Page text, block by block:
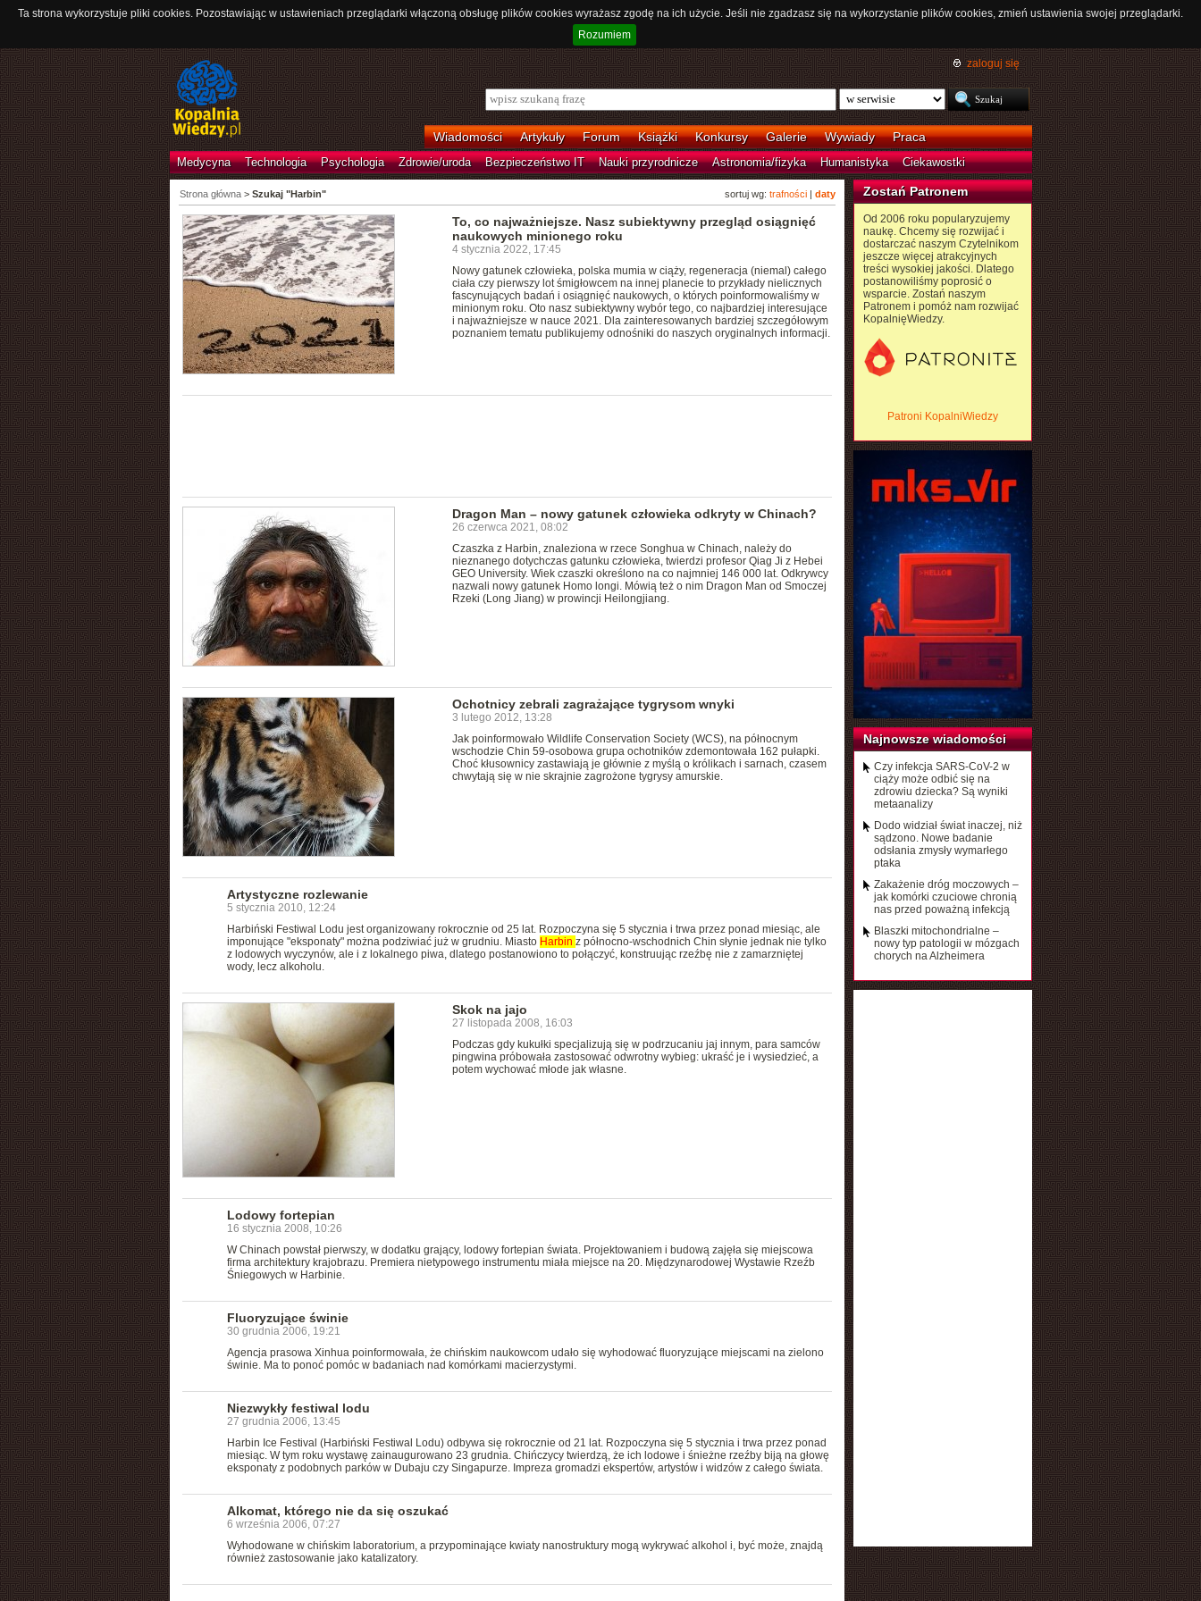
Ta strona wykorzystuje pliki cookies. Pozostawiając w ustawieniach przeglądarki włączoną obsługę plików cookies wyrażasz zgodę na ich użycie. Jeśli nie zgadzasz się na wykorzystanie plików cookies, zmień ustawienia swojej przeglądarki.
Rozumiem
zaloguj się
Wiadomości Artykuły Forum Książki Konkursy Galerie Wywiady Praca
Medycyna Technologia Psychologia Zdrowie/uroda Bezpieczeństwo IT Nauki przyrodnicze Astronomia/fizyka Humanistyka Ciekawostki
sortuj wg: trafności| daty
Strona główna> Szukaj "Harbin"
To, co najważniejsze. Nasz subiektywny przegląd osiągnięć
naukowych minionego roku
4 stycznia 2022, 17:45
Nowy gatunek człowieka, polska mumia w ciąży, regeneracja (niemal) całego
ciała czy pierwszy lot śmigłowcem na innej planecie to przykłady nielicznych
fascynujących badań i osiągnięć naukowych, o których poinformowaliśmy w
minionym roku. Oto nasz subiektywny wybór tego, co najbardziej interesujące
i najważniejsze w nauce 2021. Dla zainteresowanych bardziej szczegółowym
poznaniem tematu publikujemy odnośniki do naszych oryginalnych informacji.
Dragon Man – nowy gatunek człowieka odkryty w Chinach?
26 czerwca 2021, 08:02
Czaszka z Harbin, znaleziona w rzece Songhua w Chinach, należy do
nieznanego dotychczas gatunku człowieka, twierdzi profesor Qiag Ji z Hebei
GEO University. Wiek czaszki określono na co najmniej 146 000 lat. Odkrywcy
nazwali nowy gatunek Homo longi. Mówią też o nim Dragon Man od Smoczej
Rzeki (Long Jiang) w prowincji Heilongjiang.
Ochotnicy zebrali zagrażające tygrysom wnyki
3 lutego 2012, 13:28
Jak poinformowało Wildlife Conservation Society (WCS), na północnym
wschodzie Chin 59-osobowa grupa ochotników zdemontowała 162 pułapki.
Choć kłusownicy zastawiają je głównie z myślą o królikach i sarnach, czasem
chwytają się w nie skrajnie zagrożone tygrysy amurskie.
Artystyczne rozlewanie
5 stycznia 2010, 12:24
Harbiński Festiwal Lodu jest organizowany rokrocznie od 25 lat. Rozpoczyna się 5 stycznia i trwa przez ponad miesiąc, ale
imponujące "eksponaty" można podziwiać już w grudniu. Miasto Harbin z północno-wschodnich Chin słynie jednak nie tylko
z lodowych wyczynów, ale i z lokalnego piwa, dlatego postanowiono to połączyć, konstruując rzeźbę nie z zamarzniętej
wody, lecz alkoholu.
Skok na jajo
27 listopada 2008, 16:03
Podczas gdy kukułki specjalizują się w podrzucaniu jaj innym, para samców
pingwina próbowała zastosować odwrotny wybieg: ukraść je i wysiedzieć, a
potem wychować młode jak własne.
Lodowy fortepian
16 stycznia 2008, 10:26
W Chinach powstał pierwszy, w dodatku grający, lodowy fortepian świata. Projektowaniem i budową zajęła się miejscowa
firma architektury krajobrazu. Premiera nietypowego instrumentu miała miejsce na 20. Międzynarodowej Wystawie Rzeźb
Śniegowych w Harbinie.
Fluoryzujące świnie
30 grudnia 2006, 19:21
Agencja prasowa Xinhua poinformowała, że chińskim naukowcom udało się wyhodować fluoryzujące miejscami na zielono
świnie. Ma to ponoć pomóc w badaniach nad komórkami macierzystymi.
Niezwykły festiwal lodu
27 grudnia 2006, 13:45
Harbin Ice Festival (Harbiński Festiwal Lodu) odbywa się rokrocznie od 21 lat. Rozpoczyna się 5 stycznia i trwa przez ponad
miesiąc. W tym roku wystawę zainaugurowano 23 grudnia. Chińczycy twierdzą, że ich lodowe i śnieżne rzeźby biją na głowę
eksponaty z podobnych parków w Dubaju czy Singapurze. Impreza gromadzi ekspertów, artystów i widzów z całego świata.
Alkomat, którego nie da się oszukać
6 września 2006, 07:27
Wyhodowane w chińskim laboratorium, a przypominające kwiaty nanostruktury mogą wykrywać alkohol i, być może, znajdą
również zastosowanie jako katalizatory.
Zostań Patronem
Od 2006 roku popularyzujemy
naukę. Chcemy się rozwijać i
dostarczać naszym Czytelnikom
jeszcze więcej atrakcyjnych
treści wysokiej jakości. Dlatego
postanowiliśmy poprosić o
wsparcie. Zostań naszym
Patronem i pomóż nam rozwijać
KopalnięWiedzy.
Patroni KopalniWiedzy
Najnowsze wiadomości
Czy infekcja SARS-CoV-2 w
ciąży może odbić się na
zdrowiu dziecka? Są wyniki
metaanalizy
Dodo widział świat inaczej, niż
sądzono. Nowe badanie
odsłania zmysły wymarłego
ptaka
Zakażenie dróg moczowych –
jak komórki czuciowe chronią
nas przed poważną infekcją
Blaszki mitochondrialne –
nowy typ patologii w mózgach
chorych na Alzheimera